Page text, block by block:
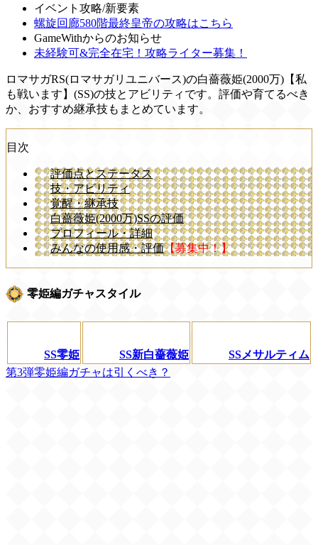
イベント攻略/新要素
螺旋回廊580階最終皇帝の攻略はこちら
GameWithからのお知らせ
未経験可&完全在宅！攻略ライター募集！
ロマサガRS(ロマサガリユニバース)の白薔薇姫(2000万)【私
も戦います】(SS)の技とアビリティです。評価や育てるべき
か、おすすめ継承技もまとめています。
目次
評価点とステータス
技・アビリティ
覚醒・継承技
白薔薇姫(2000万)SSの評価
プロフィール・詳細
みんなの使用感・評価【募集中！】
零姫編ガチャスタイル
SS零姫 SS新白薔薇姫
SSメサルティム
第3弾零姫編ガチャは引くべき？